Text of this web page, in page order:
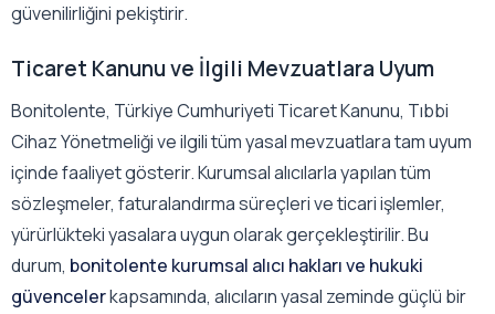
güvenilirliğini pekiştirir.
Ticaret Kanunu ve İlgili Mevzuatlara Uyum
Bonitolente, Türkiye Cumhuriyeti Ticaret Kanunu, Tıbbi
Cihaz Yönetmeliği ve ilgili tüm yasal mevzuatlara tam uyum
içinde faaliyet gösterir. Kurumsal alıcılarla yapılan tüm
sözleşmeler, faturalandırma süreçleri ve ticari işlemler,
yürürlükteki yasalara uygun olarak gerçekleştirilir. Bu
durum, bonitolente kurumsal alıcı hakları ve hukuki
güvencelerkapsamında, alıcıların yasal zeminde güçlü bir